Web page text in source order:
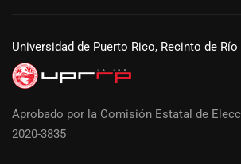
Universidad de Puerto Rico, Recinto de Río
Aprobado por la Comisión Estatal de
2020-3835